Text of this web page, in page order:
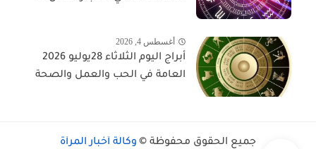
أغسطس 4, 2026
أبراج اليوم الثلاثاء 28يوليو 2026
العامة في الحب والعمل والصحة
جميع الحقوق محفوظة © وكالة أخبار المرأة